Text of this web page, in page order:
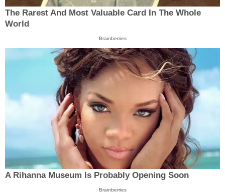
The Rarest And Most Valuable Card In The Whole
World
Brainberries
A Rihanna Museum Is Probably Opening Soon
Brainberries